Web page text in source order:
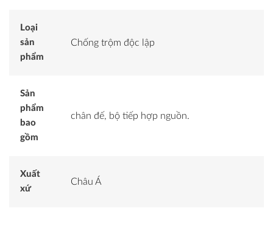
Loại
sản
phẩm
Chống trộm độc lập
Sản
phẩm
bao
gồm
chân đế, bộ tiếp hợp nguồn.
Xuất
xứ
Châu Á